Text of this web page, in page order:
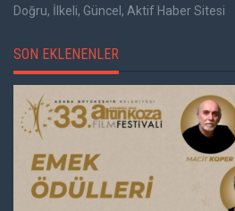
Doğru, İlkeli, Güncel, Aktif Haber Sitesi
SON EKLENENLER